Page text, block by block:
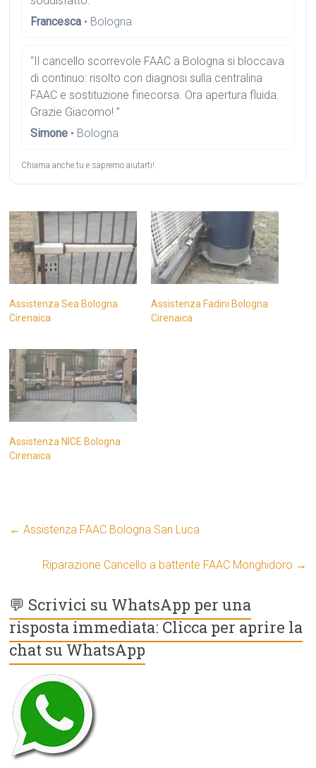
Francesca • Bologna
“Il cancello scorrevole FAAC a Bologna si bloccava
di continuo: risolto con diagnosi sulla centralina
FAAC e sostituzione finecorsa. Ora apertura fluida.
Grazie Giacomo! ”
Simone • Bologna
Chiama anche tu e sapremo aiutarti!.
Assistenza Sea Bologna
Cirenaica
Assistenza Fadini Bologna
Cirenaica
Assistenza NICE Bologna
Cirenaica
← Assistenza FAAC Bologna San Luca
Riparazione Cancello a battente FAAC Monghidoro →
💬 Scrivici su WhatsApp per una
risposta immediata: Clicca per aprire la
chat su WhatsApp